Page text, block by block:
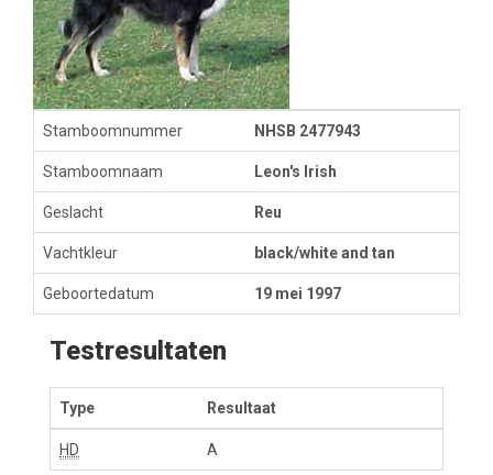
Stamboomnummer NHSB 2477943
Stamboomnaam Leon's Irish
Geslacht Reu
Vachtkleur black/white and tan
Geboortedatum 19 mei 1997
Testresultaten
Type Resultaat
HD A